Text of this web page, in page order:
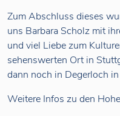
Zum Abschluss dieses
uns Barbara Scholz mit
und viel Liebe zum
sehenswerten Ort in
dann noch in Degerloch
Weitere Infos zu den